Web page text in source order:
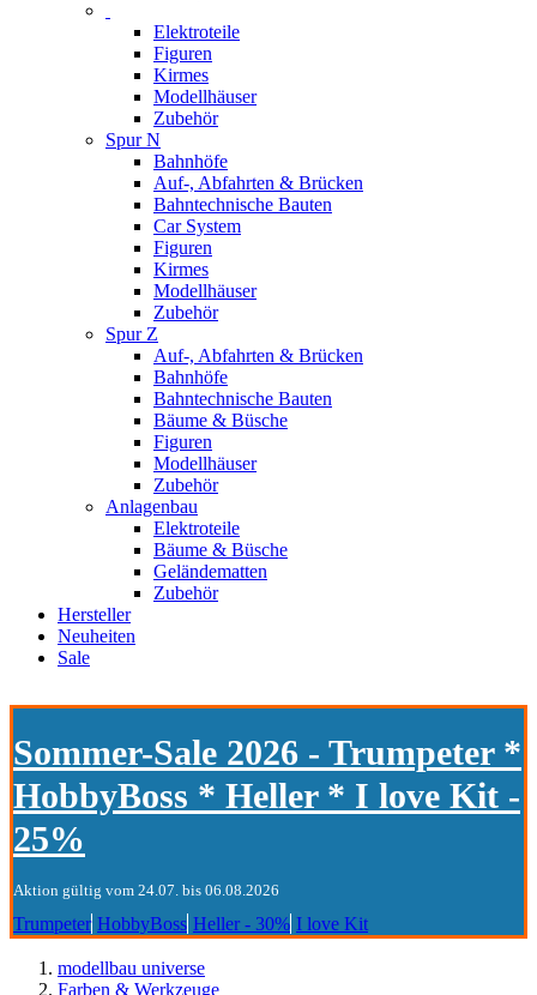
Elektroteile
Figuren
Kirmes
Modellhäuser
Zubehör
Spur N
Bahnhöfe
Auf-, Abfahrten & Brücken
Bahntechnische Bauten
Car System
Figuren
Kirmes
Modellhäuser
Zubehör
Spur Z
Auf-, Abfahrten & Brücken
Bahnhöfe
Bahntechnische Bauten
Bäume & Büsche
Figuren
Modellhäuser
Zubehör
Anlagenbau
Elektroteile
Bäume & Büsche
Geländematten
Zubehör
Hersteller
Neuheiten
Sale
Sommer-Sale 2026 - Trumpeter *
HobbyBoss * Heller * I love Kit -
25%
Aktion gültig vom 24.07. bis 06.08.2026
Trumpeter HobbyBoss Heller - 30% I love Kit
modellbau universe
Farben & Werkzeuge